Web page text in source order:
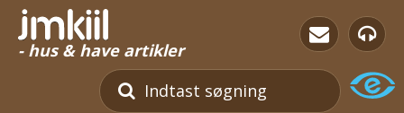
- hus & have artikler